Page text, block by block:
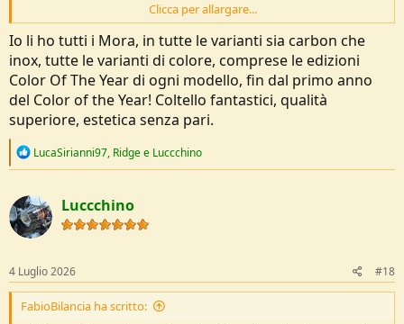
Mentre non ho ancora capito quale si è preso
nomina sempre ma non si è mai sbilanciato a specificare quali
possiede!!!
Clicca per allargare...
Io li ho tutti i Mora, in tutte le varianti sia carbon che
inox, tutte le varianti di colore, comprese le edizioni
Color Of The Year di ogni modello, fin dal primo anno
del Color of the Year! Coltello fantastici, qualità
superiore, estetica senza pari.
R
c
t
i
o
s
:
LucaSirianni97, Ridgee Luccchino
Luccchino
4 Luglio 2026 #18
FabioBilancia ha scritto: